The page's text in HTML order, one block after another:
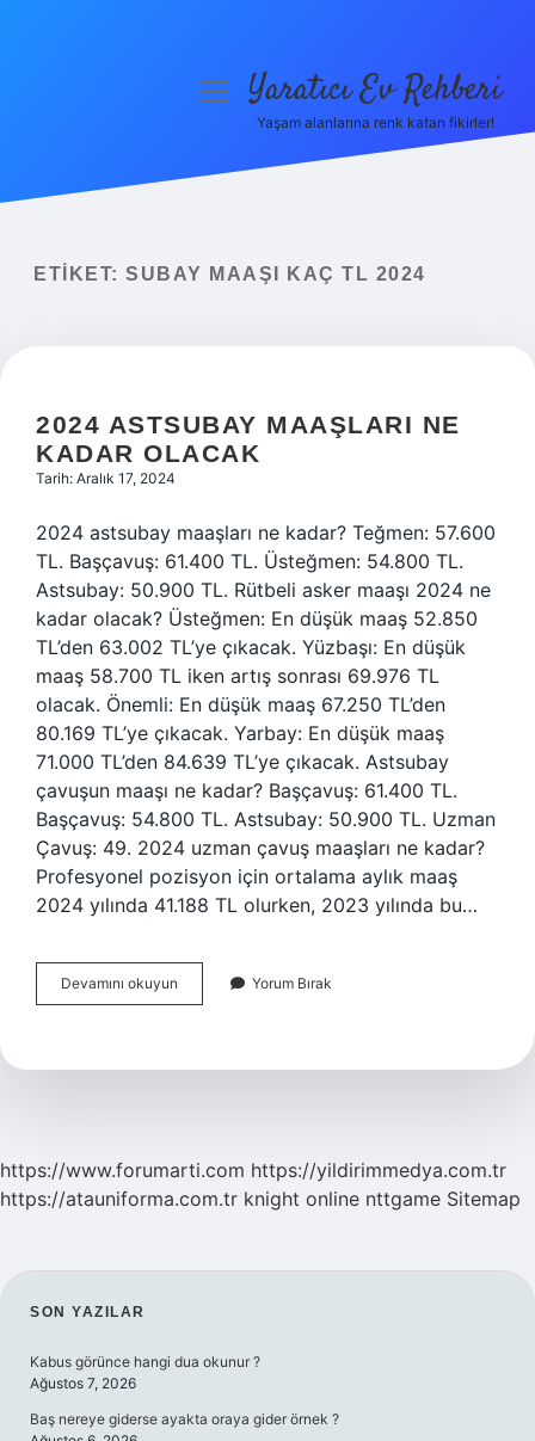
Yasal Uyarı
menüyüYaratıcı Ev Rehberi
Yaşam alanlarına renk katan fikirler!
ETIKET: SUBAY MAAŞI KAÇ TL 2024
2024 ASTSUBAY MAAŞLARI NE
KADAR OLACAK
Tarih: Aralık 17, 2024
2024 astsubay maaşları ne kadar? Teğmen: 57.600
TL. Başçavuş: 61.400 TL. Üsteğmen: 54.800 TL.
Astsubay: 50.900 TL. Rütbeli asker maaşı 2024 ne
kadar olacak? Üsteğmen: En düşük maaş 52.850
TL’den 63.002 TL’ye çıkacak. Yüzbaşı: En düşük
maaş 58.700 TL iken artış sonrası 69.976 TL
olacak. Önemli: En düşük maaş 67.250 TL’den
80.169 TL’ye çıkacak. Yarbay: En düşük maaş
71.000 TL’den 84.639 TL’ye çıkacak. Astsubay
çavuşun maaşı ne kadar? Başçavuş: 61.400 TL.
Başçavuş: 54.800 TL. Astsubay: 50.900 TL. Uzman
Çavuş: 49. 2024 uzman çavuş maaşları ne kadar?
Profesyonel pozisyon için ortalama aylık maaş
2024 yılında 41.188 TL olurken, 2023 yılında bu…
Devamını okuyun
Astsubay
Kadar
Yorum Bırak
https://www.forumarti.com https://yildirimmedya.com.tr
https://atauniforma.com.tr knight online nttgame Sitemap
SIDEBAR
SON YAZILAR
Kabus görünce hangi dua okunur ?
Ağustos 7, 2026
Baş nereye giderse ayakta oraya gider örnek ?